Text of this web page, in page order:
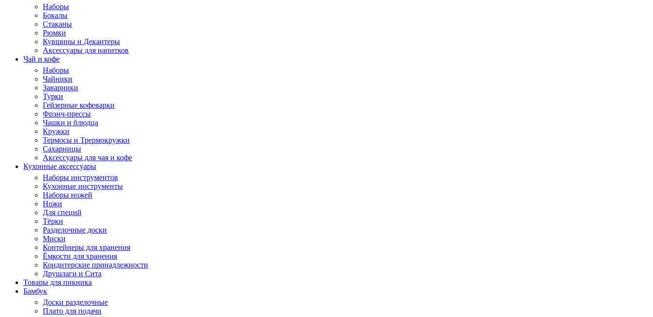
Наборы
Бокалы
Стаканы
Рюмки
Кувшины и Декантеры
Аксессуары для напитков
Чай и кофе
Наборы
Чайники
Заварники
Турки
Гейзерные кофеварки
Фрэнч-прессы
Чашки и блюдца
Кружки
Термосы и Трермокружки
Сахарницы
Аксессуары для чая и кофе
Кухонные аксессуары
Наборы инструментов
Кухонные инструменты
Наборы ножей
Ножи
Для специй
Тёрки
Разделочные доски
Миски
Контейнеры для хранения
Ёмкости для хранения
Кондитерские принадлежности
Друшлаги и Сита
Товары для пикника
Бамбук
Доски разделочные
Плато для подачи